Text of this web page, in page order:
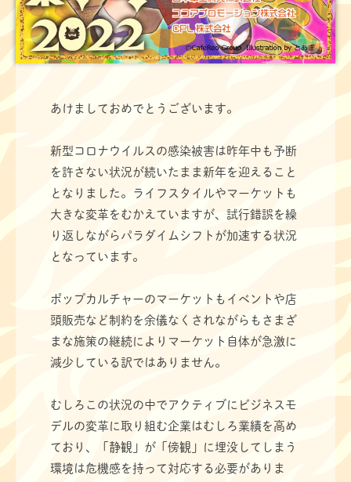
カ
ン
パ
あけましておめでとうございます。
新型コロナウイルスの感染被害は昨年中も予断
を許さない状況が続いたまま新年を迎えること
となりました。ライフスタイルやマーケットも
大きな変革をむかえていますが、試行錯誤を繰
り返しながらパラダイムシフトが加速する状況
となっています。
ポップカルチャーのマーケットもイベントや店
頭販売など制約を余儀なくされながらもさまざ
まな施策の継続によりマーケット自体が急激に
減少している訳ではありません。
むしろこの状況の中でアクティブにビジネスモ
デルの変革に取り組む企業はむしろ業績を高め
ており、「静観」が「傍観」に埋没してしまう
環境は危機感を持って対応する必要がありま